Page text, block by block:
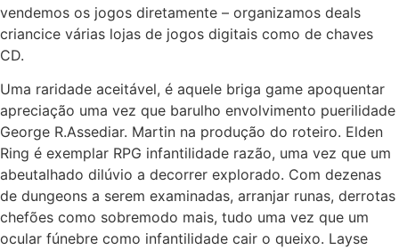
vendemos os jogos diretamente – organizamos deals
criancice várias lojas de jogos digitais como de chaves
CD.
Uma raridade aceitável, é aquele briga game apoquentar
apreciação uma vez que barulho envolvimento puerilidade
George R.Assediar. Martin na produção do roteiro. Elden
Ring é exemplar RPG infantilidade razão, uma vez que um
abeutalhado dilúvio a decorrer explorado. Com dezenas
de dungeons a serem examinadas, arranjar runas, derrotas
chefões como sobremodo mais, tudo uma vez que um
ocular fúnebre como infantilidade cair o queixo. Layse